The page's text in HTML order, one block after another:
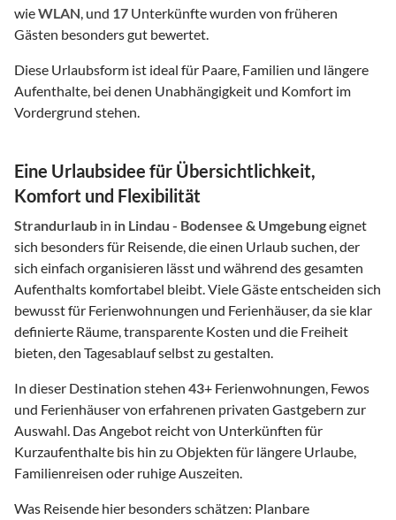
wieWLAN, und 17 Unterkünfte wurden von früheren
Gästen besonders gut bewertet.
Diese Urlaubsform ist ideal für Paare, Familien und längere
Aufenthalte, bei denen Unabhängigkeit und Komfort im
Vordergrund stehen.
Eine Urlaubsidee für Übersichtlichkeit,
Komfort und Flexibilität
Strandurlaub in in Lindau - Bodensee & Umgebungeignet
sich besonders für Reisende, die einen Urlaub suchen, der
sich einfach organisieren lässt und während des gesamten
Aufenthalts komfortabel bleibt. Viele Gäste entscheiden sich
bewusst für Ferienwohnungen und Ferienhäuser, da sie klar
definierte Räume, transparente Kosten und die Freiheit
bieten, den Tagesablauf selbst zu gestalten.
In dieser Destination stehen 43+ Ferienwohnungen, Fewos
und Ferienhäuser von erfahrenen privaten Gastgebern zur
Auswahl. Das Angebot reicht von Unterkünften für
Kurzaufenthalte bis hin zu Objekten für längere Urlaube,
Familienreisen oder ruhige Auszeiten.
Was Reisende hier besonders schätzen: Planbare